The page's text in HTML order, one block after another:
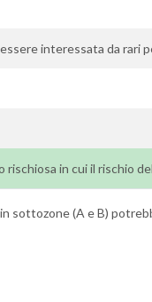
interessata da rari
rischiosa in cui il rischio
sottozone (A e B)